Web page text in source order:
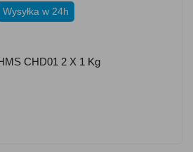
Wysyłka w 24h
CHD01 2 X 1 Kg